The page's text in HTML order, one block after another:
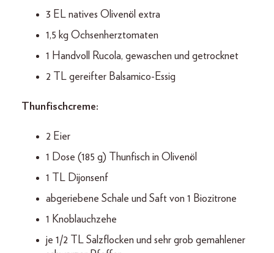
3 EL natives Olivenöl extra
1,5 kg Ochsenherztomaten
1 Handvoll Rucola, gewaschen und getrocknet
2 TL gereifter Balsamico-Essig
Thunfischcreme:
2 Eier
1 Dose (185 g) Thunfisch in Olivenöl
1 TL Dijonsenf
abgeriebene Schale und Saft von 1 Biozitrone
1 Knoblauchzehe
je 1/2 TL Salzflocken und sehr grob gemahlener